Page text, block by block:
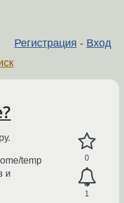
Регистрация - Вход
0
1
temp
и